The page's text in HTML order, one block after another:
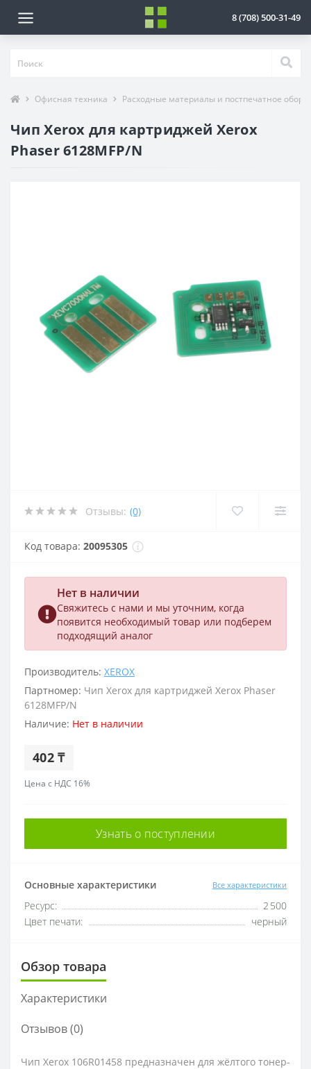
8 (708) 500-31-49
Офисная техника Расходные материалы и постпечатное
Чип Xerox для картриджей Xerox
Phaser 6128MFP/N
Отзывы: (0)
Код товара: 20095305
Нет в наличии
Свяжитесь с нами и мы уточним, когда
появится необходимый товар или подберем
подходящий аналог
Производитель: XEROX
Партномер: Чип Xerox для картриджей Xerox Phaser
6128MFP/N
Наличие: Нет в наличии
402 ₸
Цена с НДС 16%
Узнать о поступлении
Основные характеристики Все характеристики
Ресурс:
2 500
Цвет печати:
черный
Обзор товара
Характеристики
Отзывов (0)
Чип Xerox 106R01458 предназначен для жёлтого тонер-